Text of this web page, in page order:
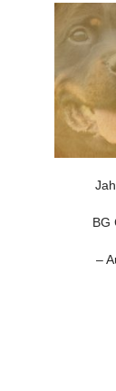
BG
–